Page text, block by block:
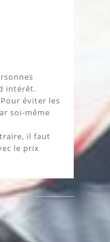
intérêt.
éviter les
soi-même
il faut
le prix